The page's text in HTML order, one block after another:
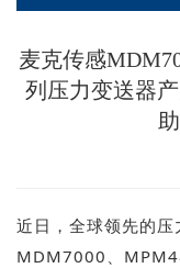
麦克传感
列压力变送器
近日，全球领先的压
MDM7000、